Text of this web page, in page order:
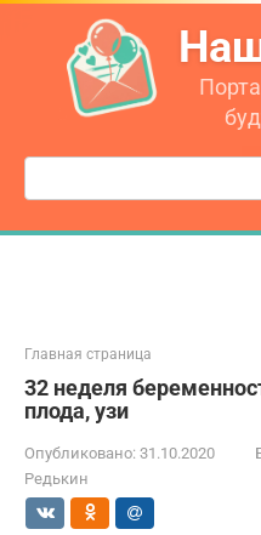
Перейти
контенту
Поиск:
Главная страница
32 неделя
плода, узи
Опубликовано: 31.10.2020
Редькин